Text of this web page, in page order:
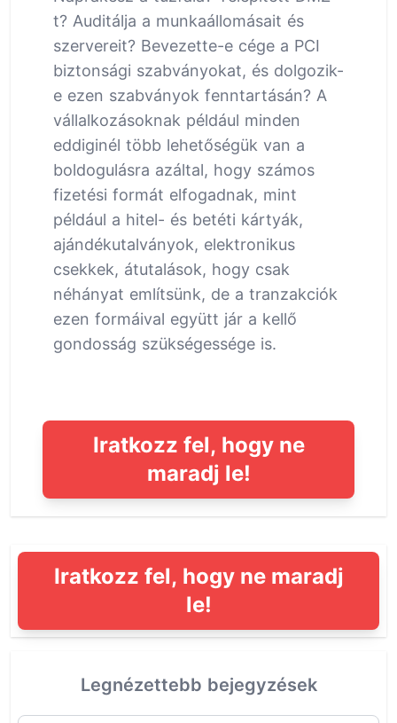
t? Auditálja a munkaállomásait és
szervereit? Bevezette-e cége a PCI
biztonsági szabványokat, és dolgozik-
e ezen szabványok fenntartásán? A
vállalkozásoknak például minden
eddiginél több lehetőségük van a
boldogulásra azáltal, hogy számos
fizetési formát elfogadnak, mint
például a hitel- és betéti kártyák,
ajándékutalványok, elektronikus
csekkek, átutalások, hogy csak
néhányat említsünk, de a tranzakciók
ezen formáival együtt jár a kellő
gondosság szükségessége is.
Iratkozz fel, hogy ne
maradj le!
Iratkozz fel, hogy ne maradj
le!
Legnézettebb bejegyzések